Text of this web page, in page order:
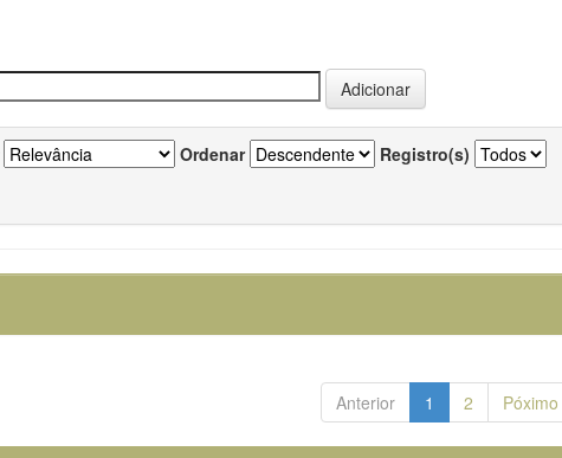
Ordenar Registro(s)
Anterior 1 2 Póximo